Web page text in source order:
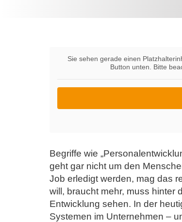
Sie sehen gerade einen
Button unten. Bitte
Begriffe wie
geht gar nicht um den
Job erledigt werden, mag das
will, braucht mehr, muss hinter
Entwicklung sehen. In der
Systemen im Unternehmen –